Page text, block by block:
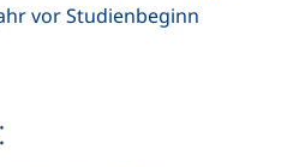
vor Studienbeginn